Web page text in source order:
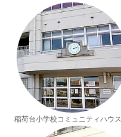
稲荷台小学校コミュニティハウス